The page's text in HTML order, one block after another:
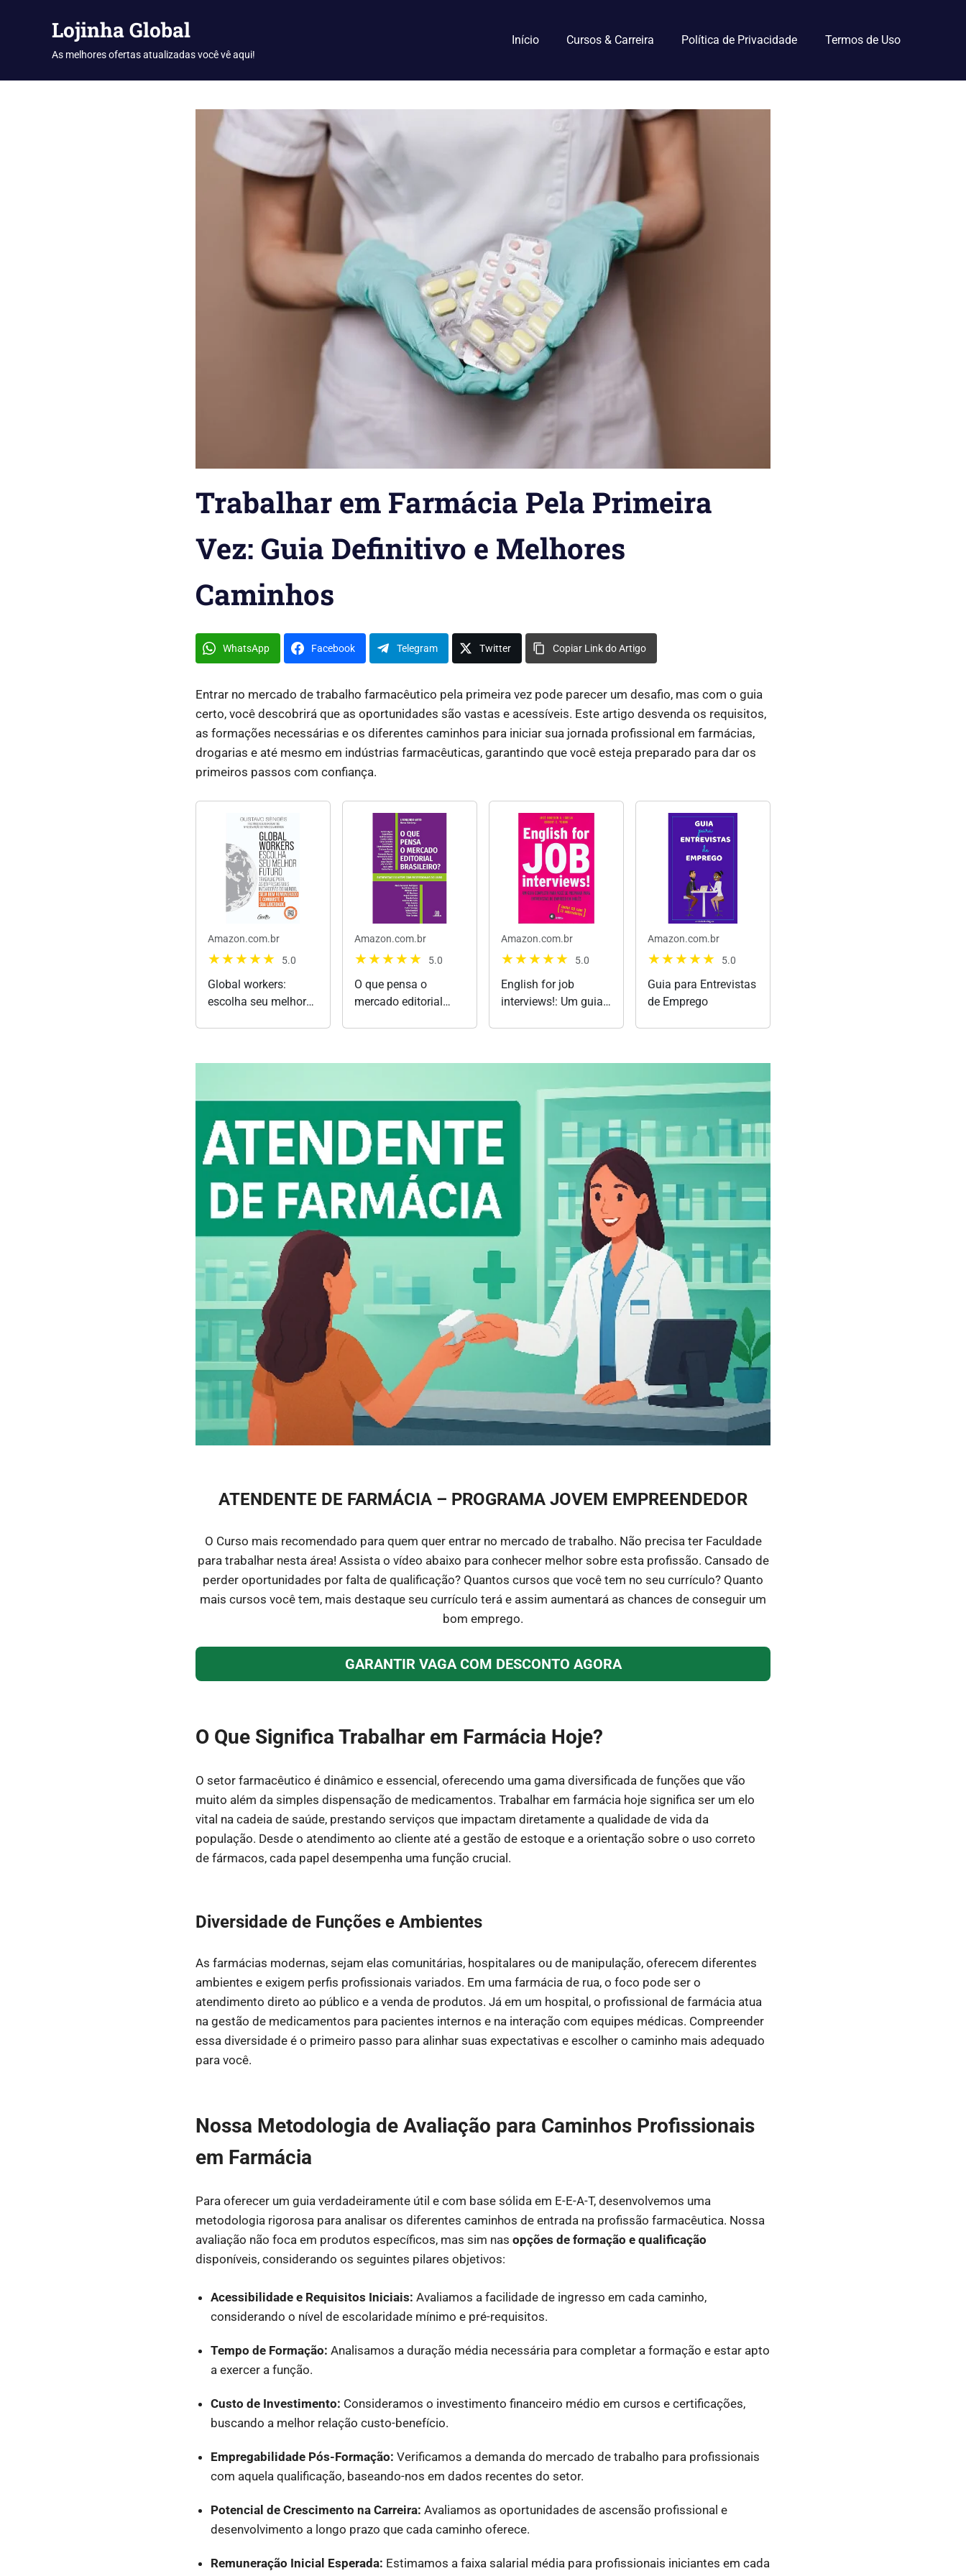
Lojinha Global
As melhores ofertas atualizadas você vê aqui!
Início Cursos & Carreira Política de Privacidade Termos de Uso
Trabalhar em Farmácia Pela Primeira
Vez: Guia Definitivo e Melhores
Caminhos
WhatsApp Facebook Telegram Twitter Copiar Link do Artigo
Entrar no mercado de trabalho farmacêutico pela primeira vez pode parecer um desafio, mas com o guia
certo, você descobrirá que as oportunidades são vastas e acessíveis. Este artigo desvenda os requisitos,
as formações necessárias e os diferentes caminhos para iniciar sua jornada profissional em farmácias,
drogarias e até mesmo em indústrias farmacêuticas, garantindo que você esteja preparado para dar os
primeiros passos com confiança.
Amazon.com.br
5.0
Global workers:
escolha seu melhor
conquiste a sua
liberdade
Amazon.com.br
5.0
O que pensa o
mercado editorial
Amazon.com.br
5.0
English for job
interviews!: Um guia
Amazon.com.br
5.0
Guia para Entrevistas
de Emprego
ATENDENTE DE FARMÁCIA – PROGRAMA JOVEM EMPREENDEDOR
O Curso mais recomendado para quem quer entrar no mercado de trabalho. Não precisa ter Faculdade
para trabalhar nesta área! Assista o vídeo abaixo para conhecer melhor sobre esta profissão. Cansado de
perder oportunidades por falta de qualificação? Quantos cursos que você tem no seu currículo? Quanto
mais cursos você tem, mais destaque seu currículo terá e assim aumentará as chances de conseguir um
bom emprego.
GARANTIR VAGA COM DESCONTO AGORA
O Que Significa Trabalhar em Farmácia Hoje?
O setor farmacêutico é dinâmico e essencial, oferecendo uma gama diversificada de funções que vão
muito além da simples dispensação de medicamentos. Trabalhar em farmácia hoje significa ser um elo
vital na cadeia de saúde, prestando serviços que impactam diretamente a qualidade de vida da
população. Desde o atendimento ao cliente até a gestão de estoque e a orientação sobre o uso correto
de fármacos, cada papel desempenha uma função crucial.
Diversidade de Funções e Ambientes
As farmácias modernas, sejam elas comunitárias, hospitalares ou de manipulação, oferecem diferentes
ambientes e exigem perfis profissionais variados. Em uma farmácia de rua, o foco pode ser o
atendimento direto ao público e a venda de produtos. Já em um hospital, o profissional de farmácia atua
na gestão de medicamentos para pacientes internos e na interação com equipes médicas. Compreender
essa diversidade é o primeiro passo para alinhar suas expectativas e escolher o caminho mais adequado
para você.
Nossa Metodologia de Avaliação para Caminhos Profissionais
em Farmácia
Para oferecer um guia verdadeiramente útil e com base sólida em E-E-A-T, desenvolvemos uma
metodologia rigorosa para analisar os diferentes caminhos de entrada na profissão farmacêutica. Nossa
avaliação não foca em produtos específicos, mas sim nas opções de formação e qualificação
disponíveis, considerando os seguintes pilares objetivos:
Acessibilidade e Requisitos Iniciais: Avaliamos a facilidade de ingresso em cada caminho,
considerando o nível de escolaridade mínimo e pré-requisitos.
Tempo de Formação: Analisamos a duração média necessária para completar a formação e estar apto
a exercer a função.
Custo de Investimento: Consideramos o investimento financeiro médio em cursos e certificações,
buscando a melhor relação custo-benefício.
Empregabilidade Pós-Formação: Verificamos a demanda do mercado de trabalho para profissionais
com aquela qualificação, baseando-nos em dados recentes do setor.
Potencial de Crescimento na Carreira: Avaliamos as oportunidades de ascensão profissional e
desenvolvimento a longo prazo que cada caminho oferece.
Remuneração Inicial Esperada: Estimamos a faixa salarial média para profissionais iniciantes em cada